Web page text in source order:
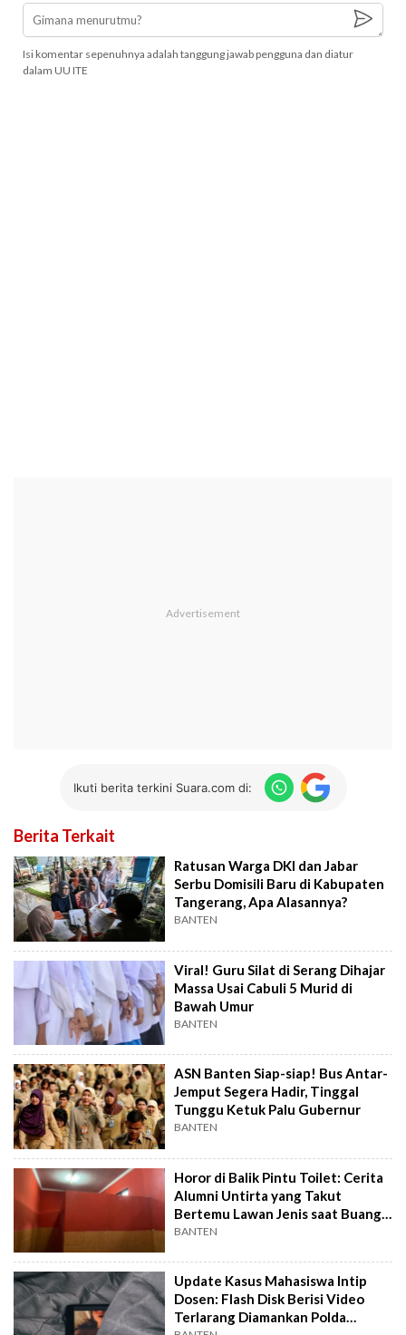
Isi komentar sepenuhnya adalah tanggung jawab pengguna dan diatur
dalam UU ITE
Ikuti berita terkini Suara.com di:
Berita Terkait
Ratusan Warga DKI dan Jabar
Serbu Domisili Baru di Kabupaten
Tangerang, Apa Alasannya?
BANTEN
Viral! Guru Silat di Serang Dihajar
Massa Usai Cabuli 5 Murid di
Bawah Umur
BANTEN
ASN Banten Siap-siap! Bus Antar-
Jemput Segera Hadir, Tinggal
Tunggu Ketuk Palu Gubernur
BANTEN
Horor di Balik Pintu Toilet: Cerita
Alumni Untirta yang Takut
Bertemu Lawan Jenis saat Buang
Air
BANTEN
Update Kasus Mahasiswa Intip
Dosen: Flash Disk Berisi Video
Terlarang Diamankan Polda